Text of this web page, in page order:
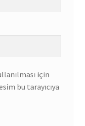
için
bu tarayıcıya